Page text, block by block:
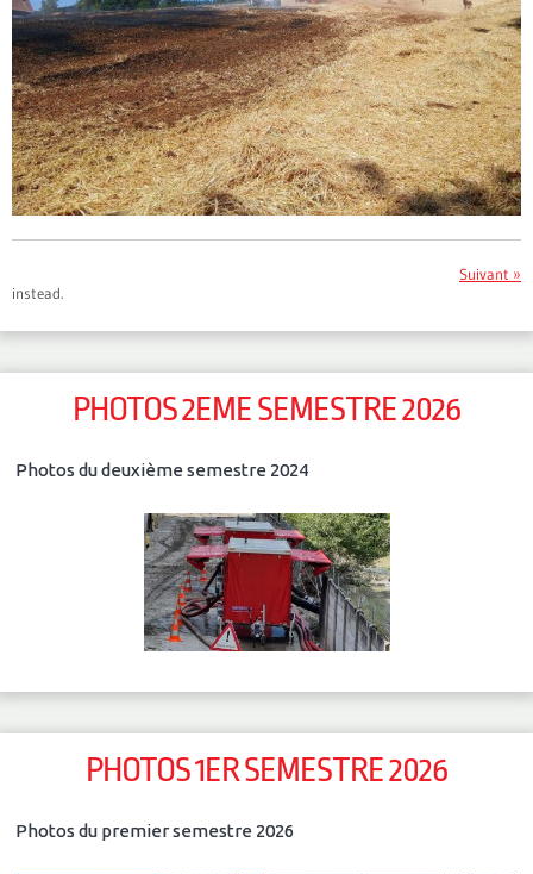
Suivant »
instead.
PHOTOS 2EME SEMESTRE 2026
Photos du deuxième semestre 2024
PHOTOS 1ER SEMESTRE 2026
Photos du premier semestre 2026